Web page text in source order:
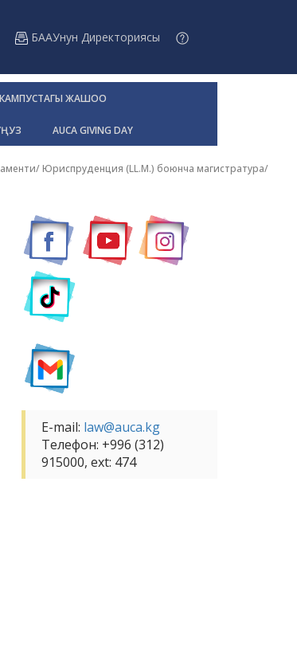
БААУнун Директориясы
КАМПУСТАГЫ ЖАШОО
AUCA GIVING DAY
/Юриспруденция (LL.M.) боюнча магистратура/
E-mail: law@auca.kg
Телефон: +996 (312)
915000, ext: 474